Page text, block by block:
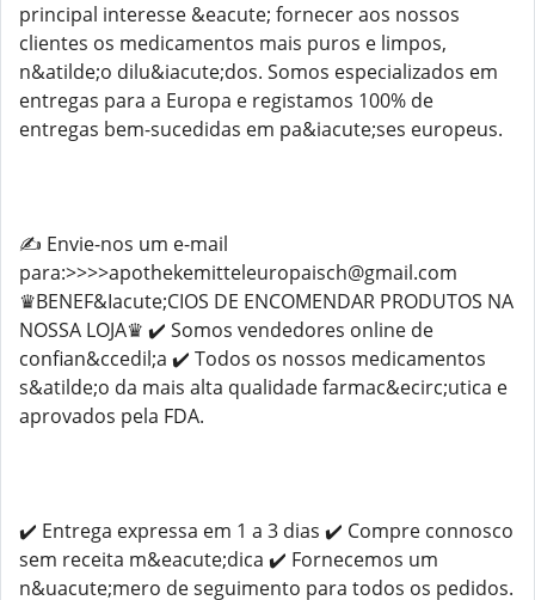
principal interesse &eacute; fornecer aos nossos
clientes os medicamentos mais puros e limpos,
n&atilde;o dilu&iacute;dos. Somos especializados em
entregas para a Europa e registamos 100% de
entregas bem-sucedidas em pa&iacute;ses europeus.
✍️ Envie-nos um e-mail
para:>>>>apothekemitteleuropaisch@gmail.com
♛BENEF&Iacute;CIOS DE ENCOMENDAR PRODUTOS NA
NOSSA LOJA♛ ✔️ Somos vendedores online de
confian&ccedil;a ✔️ Todos os nossos medicamentos
s&atilde;o da mais alta qualidade farmac&ecirc;utica e
aprovados pela FDA.
✔️ Entrega expressa em 1 a 3 dias ✔️ Compre connosco
sem receita m&eacute;dica ✔️ Fornecemos um
n&uacute;mero de seguimento para todos os pedidos.